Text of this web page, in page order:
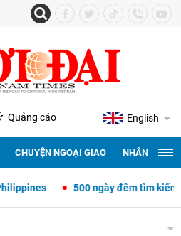
Quảng cáo English
CHUYỆN NGOẠI GIAO NHÂN
500 ngày đêm tìm kiếm, quy tập